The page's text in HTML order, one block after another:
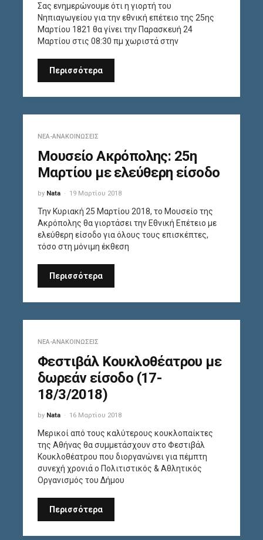
Σας ενημερώνουμε ότι η γιορτή του
Νηπιαγωγείου για την εθνική επέτειο της 25ης
Μαρτίου 1821 θα γίνει την Παρασκευή 24
Μαρτίου στις 08:30 πμ χωριστά στην
Περισσότερα
ΝΈΑ-ΑΝΑΚΟΙΝΏΣΕΙΣ
Μουσείο Ακρόπολης: 25η
Μαρτίου με ελεύθερη είσοδο
by Nata 19 Μαρτίου 2018
Την Κυριακή 25 Μαρτίου 2018, το Μουσείο της
Ακρόπολης θα γιορτάσει την Εθνική Επέτειο με
ελεύθερη είσοδο για όλους τους επισκέπτες,
τόσο στη μόνιμη έκθεση
Περισσότερα
ΝΈΑ-ΑΝΑΚΟΙΝΏΣΕΙΣ
Φεστιβάλ Κουκλοθέατρου με
δωρεάν είσοδο (17-
18/3/2018)
by Nata 16 Μαρτίου 2018
Μερικοί από τους καλύτερους κουκλοπαίκτες
της Αθήνας θα συμμετάσχουν στο Φεστιβάλ
Κουκλοθέατρου που διοργανώνει για πέμπτη
συνεχή χρονιά ο Πολιτιστικός & Αθλητικός
Οργανισμός του Δήμου
Περισσότερα